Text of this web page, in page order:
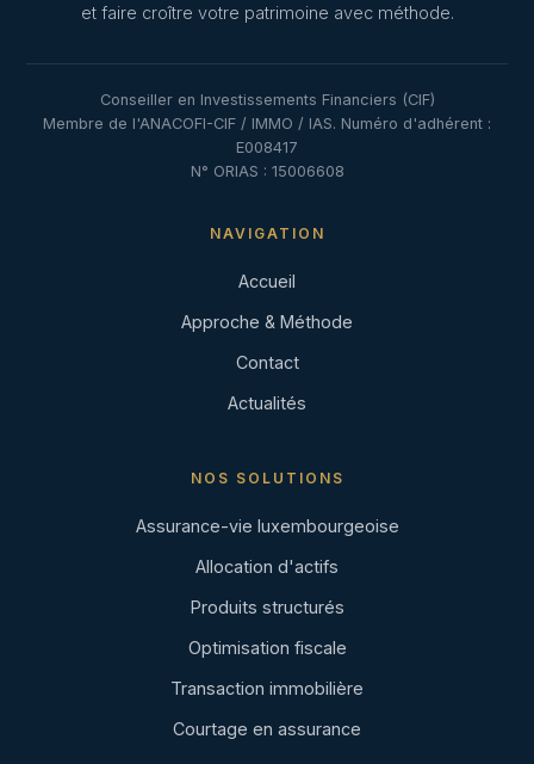
et faire croître votre patrimoine avec méthode.
Conseiller en Investissements Financiers (CIF)
Membre de l'ANACOFI-CIF / IMMO / IAS. Numéro d'adhérent :
E008417
N° ORIAS : 15006608
NAVIGATION
Accueil
Approche & Méthode
Contact
Actualités
NOS SOLUTIONS
Assurance-vie luxembourgeoise
Allocation d'actifs
Produits structurés
Optimisation fiscale
Transaction immobilière
Courtage en assurance